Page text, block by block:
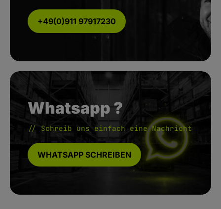
+49(0)911 97917230
Whatsapp ?
// Schreib uns einfach eine Nachricht
WHATSAPP SCHREIBEN